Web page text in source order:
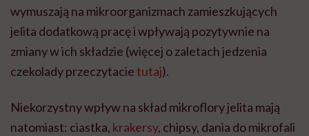
wymuszają na mikroorganizmach zamieszkujących
jelita dodatkową pracę i wpływają pozytywnie na
zmiany w ich składzie (więcej o zaletach jedzenia
czekolady przeczytacietutaj).
Niekorzystny wpływ na skład mikroflory jelita mają
natomiast: ciastka, krakersy, chipsy, dania do mikrofali